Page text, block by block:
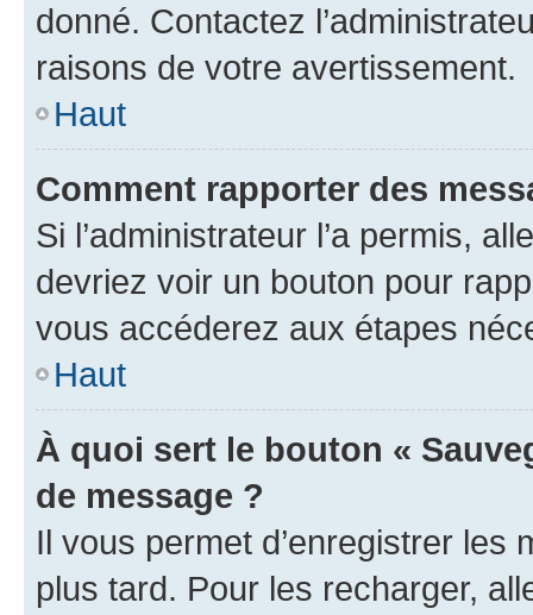
donné. Contactez
raisons de votre avertissement.
Haut
Comment rapporter des
Si l’administrateur l’a permis,
devriez voir un bouton pour
vous accéderez aux étapes
Haut
À quoi sert le bouton «
de message ?
Il vous permet d’enregistrer
plus tard. Pour les recharger,